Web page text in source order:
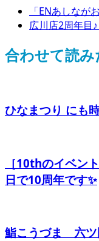
「ENあしなが
広川店2周年目
合わせて読み
ひなまつり にも
［10thのイベン
日で10周年です✨
鮨こうづま 六ツ